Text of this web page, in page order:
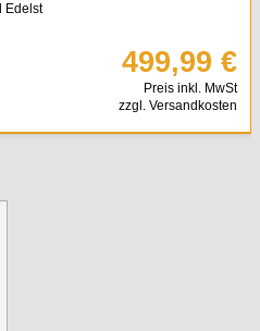
Edelst
499,99 €
Preis inkl. MwSt
zzgl. Versandkosten